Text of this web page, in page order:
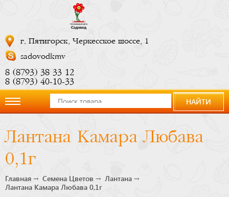
г. Пятигорск, Черкесское шоссе, 1
sadovodkmv
8 (8793) 38 33 12
8 (8793) 40-10-33
компании
Новости
НАЙТИ
Лантана Камара Любава
0,1г
Главная Семена Цветов
Лантана
Лантана Камара Любава 0,1г